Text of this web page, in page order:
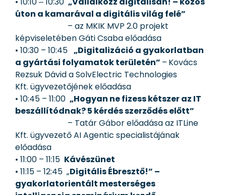
úton a kamarával a digitális világ felé”
– az MKIK MVP 2.0 projekt
képviseletében Gáti Csaba előadása
• 10:30 – 10:45 „Digitalizáció a gyakorlatban
a gyártási folyamatok területén” – Kovács
Rezsuk Dávid a SolvElectric Technologies
Kft. ügyvezetőjének előadása
• 10:45 – 11:00 „Hogyan ne fizess kétszer az IT
beszállítódnak? 5 kérdés szerződés előtt”
– Tatár Gábor előadása az ITLine
Kft. ügyvezető AI Agentic specialistájának
előadása
• 11:00 – 11:15 Kávészünet
• 11:15 – 12:45 „Digitális Ébresztő!” –
gyakorlatorientált mesterséges